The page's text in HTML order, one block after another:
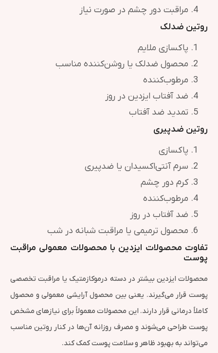
مراقبت دور چشم در صورت نیاز
روتین ضدلک
پاکسازی ملایم
محصول ضدلک یا روشن‌کننده مناسب
مرطوب‌کننده
ضد آفتاب ایزدین در روز
تمدید ضد آفتاب
روتین ضدپیری
پاکسازی
سرم آنتی‌اکسیدان یا ضدپیری
کرم دور چشم
مرطوب‌کننده
ضد آفتاب در روز
محصول ترمیمی یا مراقبت شبانه در شب
تفاوت محصولات ایزدین با محصولات معمولی مراقبت
پوست
محصولات ایزدین بیشتر در دسته درموکازمتیک یا مراقبت تخصصی
پوست قرار می‌گیرند. یعنی بین محصول آرایشی معمولی و محصول
کاملاً درمانی قرار دارند. این محصولات معمولاً برای نیازهای مشخص
پوست طراحی می‌شوند و مصرف روزانه آن‌ها در کنار روتین مناسب
می‌تواند به بهبود ظاهر و سلامت پوست کمک کند.